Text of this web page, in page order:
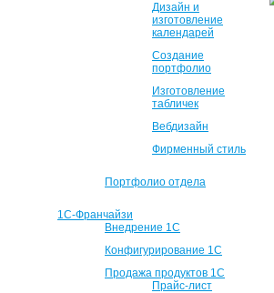
Дизайн и
изготовление
календарей
Создание
портфолио
Изготовление
табличек
Вебдизайн
Фирменный стиль
Портфолио отдела
1С-Франчайзи
Внедрение 1С
Конфигурирование 1С
Продажа продуктов 1С
Прайс-лист